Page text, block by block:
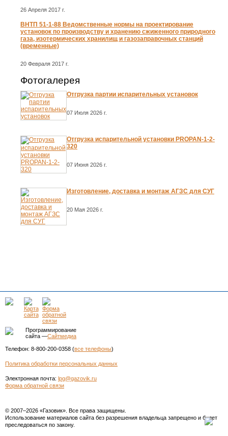
26 Апреля 2017 г.
ВНТП 51-1-88 Ведомственные нормы на проектирование
установок по производству и хранению сжиженного природного
газа, изотермических хранилищ и газозаправочных станций
(временные)
20 Февраля 2017 г.
Фотогалерея
Отгрузка партии испарительных установок
07 Июля 2026 г.
Отгрузка испарительной установки PROPAN-1-2-
320
07 Июня 2026 г.
Изготовление, доставка и монтаж АГЗС для СУГ
20 Мая 2026 г.
Программирование
сайта —Сайтмедиа
Телефон: 8-800-200-0358 (все телефоны)
Политика обработки персональных данных
Электронная почта: lpg@gazovik.ru
Форма обратной связи
© 2007–2026 «Газовик». Все права защищены.
Использование материалов сайта без разрешения владельца запрещено и будет
преследоваться по закону.